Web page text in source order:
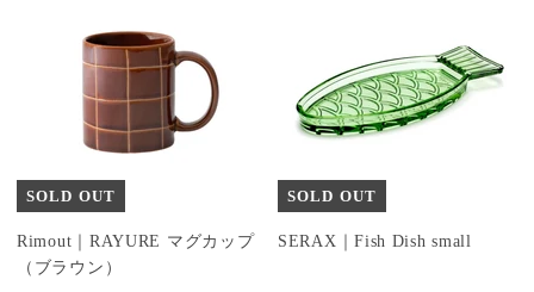
SOLD OUT
Rimout｜RAYURE マグカップ
（ブラウン）
SOLD OUT
SERAX｜Fish Dish small